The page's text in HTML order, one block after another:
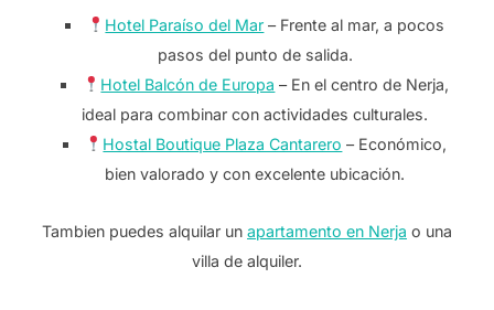
Hotel Paraíso del Mar – Frente al mar, a pocos
pasos del punto de salida.
Hotel Balcón de Europa – En el centro de Nerja,
ideal para combinar con actividades culturales.
Hostal Boutique Plaza Cantarero – Económico,
bien valorado y con excelente ubicación.
Tambien puedes alquilar un apartamento en Nerja o una
villa de alquiler.